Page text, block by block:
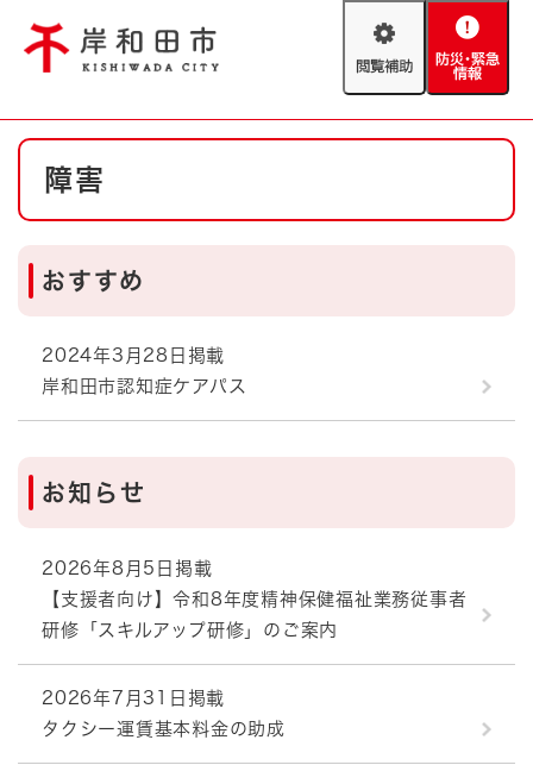
閲
助
防
緊
やさしい日本語
文字サイズ 標準
背景色変更 白 黒 青
とじる
ハザードマップ AED設置箇所
本
障害
おすすめ
2024年3月28日掲載
岸和田市認知症ケアパス
お知らせ
2026年8月5日掲載
【支援者向け】令和8年度精神保健福祉業務従事者
研修「スキルアップ研修」のご案内
2026年7月31日掲載
タクシー運賃基本料金の助成